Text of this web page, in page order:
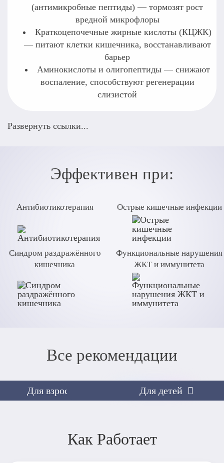
(антимикробные пептиды) — тормозят рост
вредной микрофлоры
Краткоцепочечные жирные кислоты (КЦЖК)
— питают клетки кишечника, восстанавливают
барьер
Аминокислоты и олигопептиды — снижают
воспаление, способствуют регенерации
слизистой
Сертификаты соответствия: РОСС RU.32945.04EAП0.H00125;
АО.Н.Минушкин, М.Д. Ардатская ФГУ учебно-научный
методический центр Управления делами президента РФ
Развернуть ссылки...
Эффективен при:
Антибиотикотерапия Острые кишечные инфекции
Синдром раздражённого
кишечника
Функциональные нарушения
ЖКТ и иммунитета
Антибиотики в первую очередь воздействуют на
слизистой и развитию антибиотик-ассоциированной
Lactobacillus rhamnosus, входящий в состав
кишечника и участвует в регуляции иммунного ответа,
Все рекомендации
Для взрослых Для детей
Как Работает